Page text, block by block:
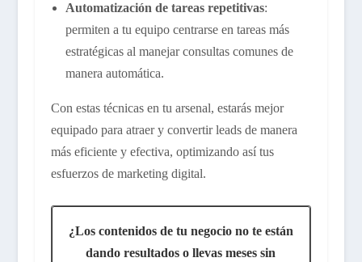
Automatización de tareas repetitivas:
permiten a tu equipo centrarse en tareas más
estratégicas al manejar consultas comunes de
manera automática.
Con estas técnicas en tu arsenal, estarás mejor
equipado para atraer y convertir leads de manera
más eficiente y efectiva, optimizando así tus
esfuerzos de marketing digital.
¿Los contenidos de tu negocio no te están
dando resultados o llevas meses sin